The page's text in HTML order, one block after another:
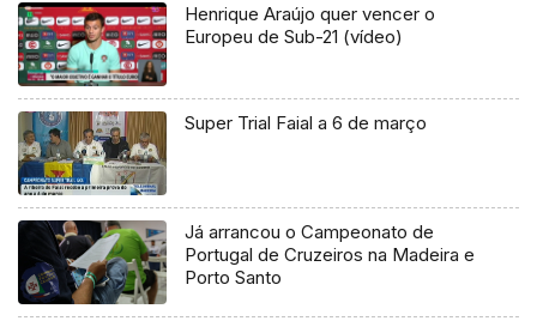
Henrique Araújo quer vencer o
Europeu de Sub-21 (vídeo)
Super Trial Faial a 6 de março
Já arrancou o Campeonato de
Portugal de Cruzeiros na Madeira e
Porto Santo